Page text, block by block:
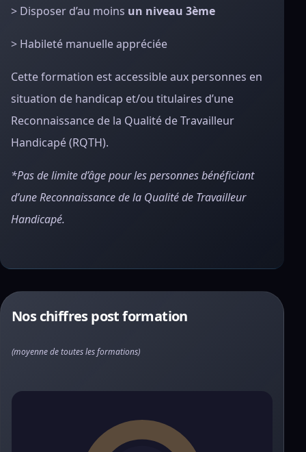
> Disposer d’au moins un niveau 3ème
> Habileté manuelle appréciée
Cette formation est accessible aux personnes en
situation de handicap et/ou titulaires d’une
Reconnaissance de la Qualité de Travailleur
Handicapé (RQTH).
*Pas de limite d’âge pour les personnes bénéficiant
d’une Reconnaissance de la Qualité de Travailleur
Handicapé.
Nos chiffres post formation
(moyenne de toutes les formations)